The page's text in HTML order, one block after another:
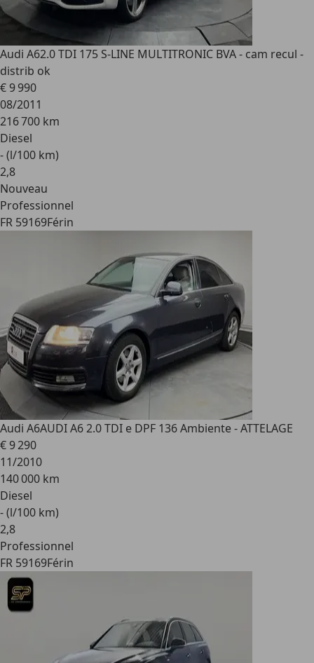
Audi A62.0 TDI 175 S-LINE MULTITRONIC BVA - cam recul -
distrib ok
€ 9 990
08/2011
216 700 km
Diesel
- (l/100 km)
2,8
Nouveau
Professionnel
FR 59169Férin
Audi A6AUDI A6 2.0 TDI e DPF 136 Ambiente - ATTELAGE
€ 9 290
11/2010
140 000 km
Diesel
- (l/100 km)
2,8
Professionnel
FR 59169Férin